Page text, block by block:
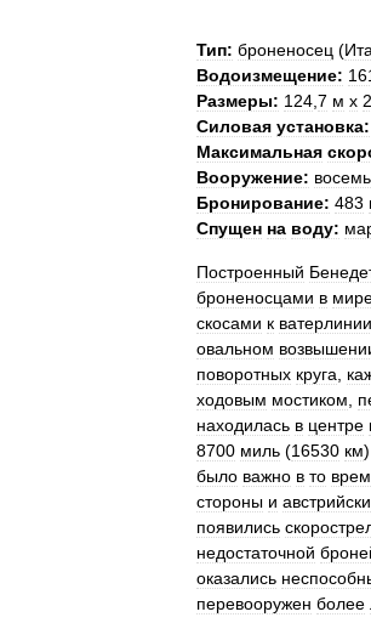
Тип: броненосец (
Водоизмещение:
Размеры: 124 7 м х
Силовая установка:
Максимальная
Вооружение: восемь
Бронирование: 483
Спущен на воду:
Построенный
броненосцами в
скосами к ватерлинии
овальном
поворотных круга
ходовым мостиком
находилась в центре
8700 миль (16530 км)
было важно в то
стороны и
появились
недостаточной
оказались
перевооружен более